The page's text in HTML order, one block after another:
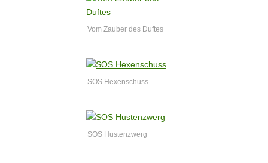
Vom Zauber des Duftes
SOS Hexenschuss
SOS Hustenzwerg